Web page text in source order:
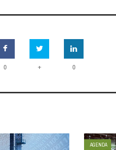
0 + 0
AGENDA